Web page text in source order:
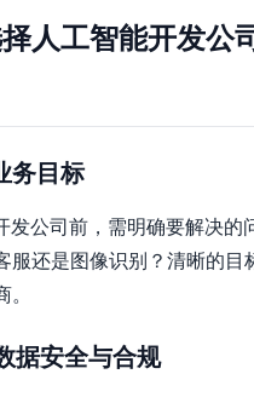
人工智能开发公
务目标
发公司前，需明确要解决的
服还是图像识别？清晰的目
据安全与合规